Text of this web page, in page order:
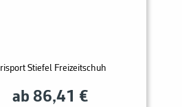
Stiefel Freizeitschuh
ab 86,41 €